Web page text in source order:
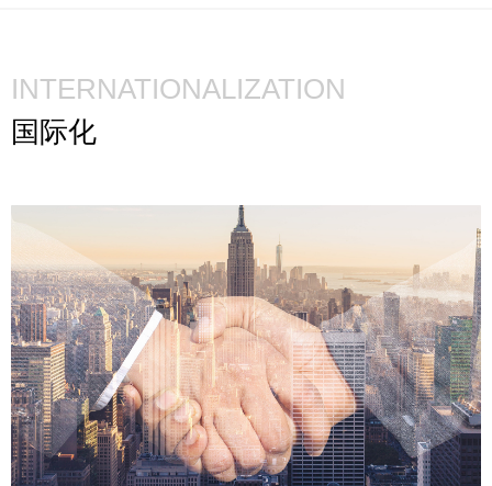
INTERNATIONALIZATION
国际化